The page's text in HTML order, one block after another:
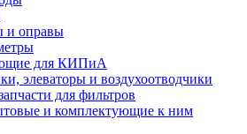
и оправы
для КИПиА
элеваторы и воздухоотводчики
для фильтров
и комплектующие к ним